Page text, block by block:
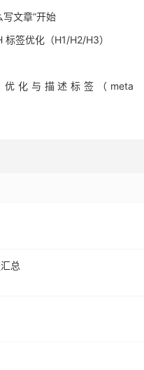
写文章”开始
标签优化（H1/H2/H3）
优化与描述标签（meta
总